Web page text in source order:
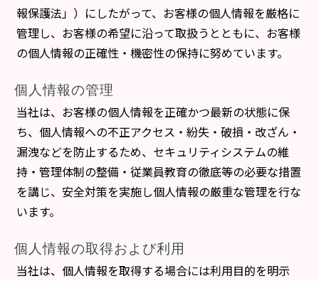
報保護法」）にしたがって、お客様の個人情報を厳格に
管理し、お客様の希望に沿って取扱うとともに、お客様
の個人情報の正確性・機密性の保持に努めています。
個人情報の管理
当社は、お客様の個人情報を正確かつ最新の状態に保
ち、個人情報への不正アクセス・紛失・破損・改ざん・
漏洩などを防止するため、セキュリティシステムの維
持・管理体制の整備・従業員教育の徹底等の必要な措置
を講じ、安全対策を実施し個人情報の厳重な管理を行な
います。
個人情報の取得および利用
当社は、個人情報を取得する場合には利用目的を明示